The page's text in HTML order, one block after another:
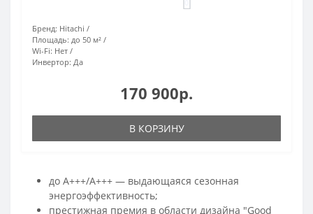
Бренд: Hitachi
Площадь: до 50 м²
Wi-Fi: Нет
Инвертор: Да
170 900р.
В КОРЗИНУ
до A+++/A+++ — выдающаяся сезонная
энергоэффективность;
престижная премия в области дизайна "Good